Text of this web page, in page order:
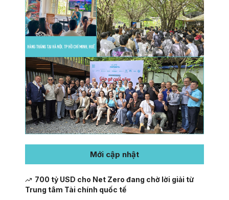
Mới cập nhật
700 tỷ USD cho Net Zero đang chờ lời giải từ
Trung tâm Tài chính quốc tế